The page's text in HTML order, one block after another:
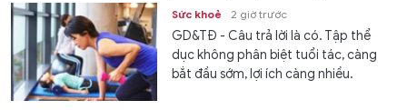
Sức khoẻ 2 giờ trước
GD&TĐ - Câu trả lời là có. Tập thể
dục không phân biệt tuổi tác, càng
bắt đầu sớm, lợi ích càng nhiều.